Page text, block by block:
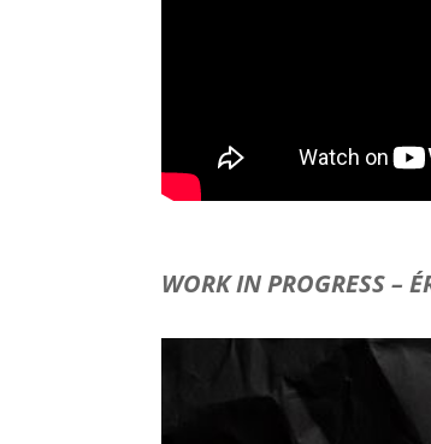
WORK IN PROGRESS –